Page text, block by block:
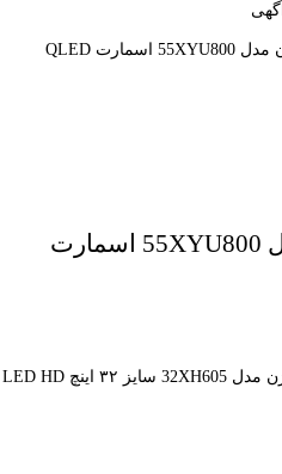
آگهی
ال ای دی ایکس ویژن مدل 55XYU800 اسمارت